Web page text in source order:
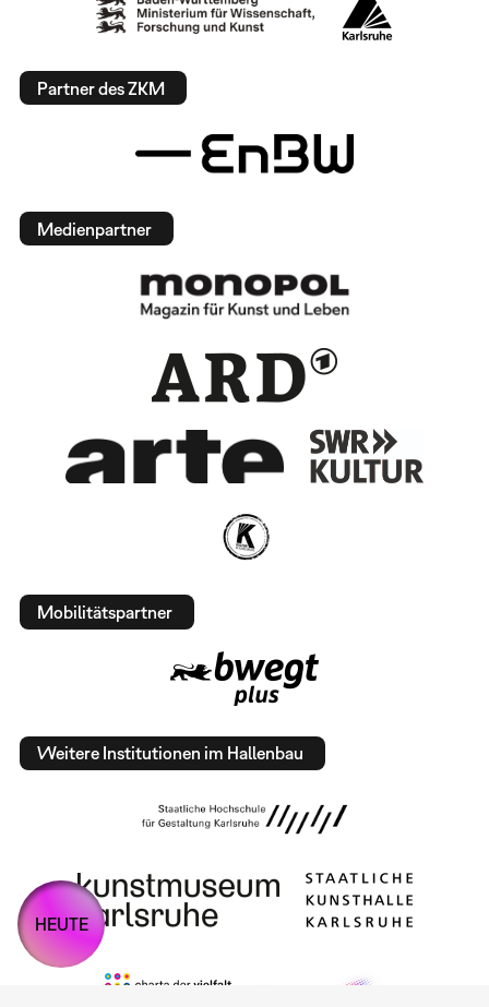
Partner des ZKM
Medienpartner
Mobilitätspartner
Weitere Institutionen im Hallenbau
HEUTE